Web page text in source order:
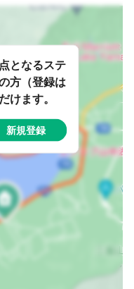
となるステ
方（登録は
けます。
新規登録